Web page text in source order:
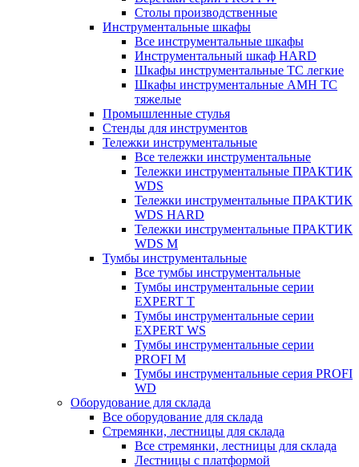
Столы производственные
Инструментальные шкафы
Все инструментальные шкафы
Инструментальный шкаф HARD
Шкафы инструментальные ТС легкие
Шкафы инструментальные AMH TC
тяжелые
Промышленные стулья
Стенды для инструментов
Тележки инструментальные
Все тележки инструментальные
Тележки инструментальные ПРАКТИК
WDS
Тележки инструментальные ПРАКТИК
WDS HARD
Тележки инструментальные ПРАКТИК
WDS M
Тумбы инструментальные
Все тумбы инструментальные
Тумбы инструментальные серии
EXPERT T
Тумбы инструментальные серии
EXPERT WS
Тумбы инструментальные серии
PROFI M
Тумбы инструментальные серия PROFI
WD
Оборудование для склада
Все оборудование для склада
Стремянки, лестницы для склада
Все стремянки, лестницы для склада
Лестницы с платформой